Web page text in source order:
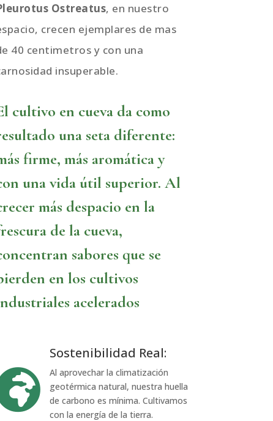
Ostreatus, en nuestro
crecen ejemplares de mas
40 centimetros y con una
insuperable.
cultivo en cueva da como
una seta diferente:
firme, más aromática y
una vida útil superior. Al
más despacio en la
de la cueva,
sabores que se
en los cultivos
acelerados
Sostenibilidad Real:
Al aprovechar la climatización
geotérmica natural, nuestra huella
de carbono es mínima. Cultivamos
con la energía de la tierra.